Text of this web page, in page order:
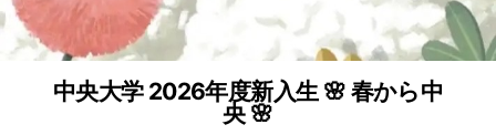
中央大学 2026年度新入生 🌸 春から中
央 🌸